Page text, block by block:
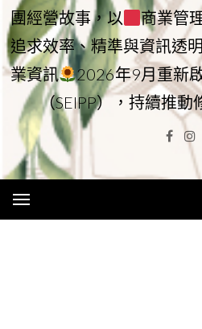
團經營故事，以
商業管
追求效率、精準與資訊透
業資訊
2026年9月重新
（SEIPP），持續推動